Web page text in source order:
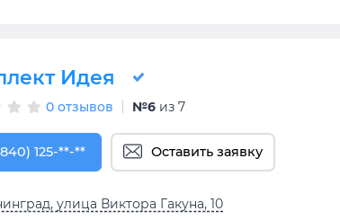
Идея
0 отзывов №6 из 7
125-24-20
125-**-** Оставить заявку
улица Виктора Гакуна, 10